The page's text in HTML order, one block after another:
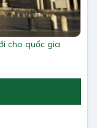
cho quốc gia